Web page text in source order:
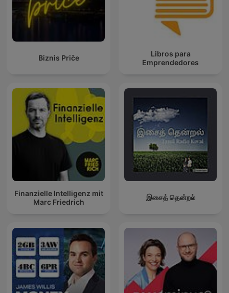
Biznis Priče
Libros para
Emprendedores
Finanzielle Intelligenz mit
Marc Friedrich
இசைத் தென்றல்